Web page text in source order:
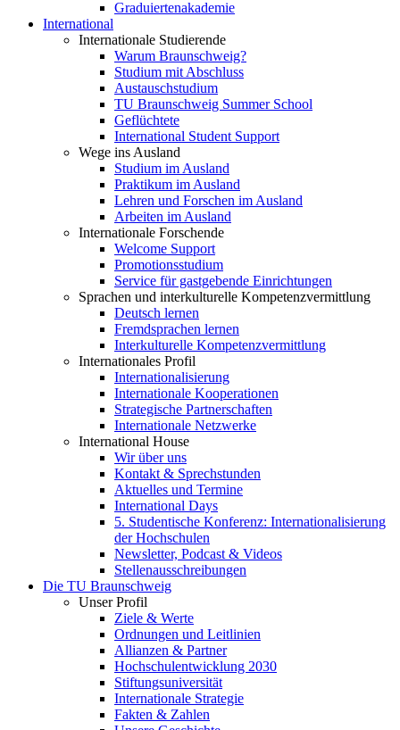
Graduiertenakademie
International
Internationale Studierende
Warum Braunschweig?
Studium mit Abschluss
Austauschstudium
TU Braunschweig Summer School
Geflüchtete
International Student Support
Wege ins Ausland
Studium im Ausland
Praktikum im Ausland
Lehren und Forschen im Ausland
Arbeiten im Ausland
Internationale Forschende
Welcome Support
Promotionsstudium
Service für gastgebende Einrichtungen
Sprachen und interkulturelle Kompetenzvermittlung
Deutsch lernen
Fremdsprachen lernen
Interkulturelle Kompetenzvermittlung
Internationales Profil
Internationalisierung
Internationale Kooperationen
Strategische Partnerschaften
Internationale Netzwerke
International House
Wir über uns
Kontakt & Sprechstunden
Aktuelles und Termine
International Days
5. Studentische Konferenz: Internationalisierung
der Hochschulen
Newsletter, Podcast & Videos
Stellenausschreibungen
Die TU Braunschweig
Unser Profil
Ziele & Werte
Ordnungen und Leitlinien
Allianzen & Partner
Hochschulentwicklung 2030
Stiftungsuniversität
Internationale Strategie
Fakten & Zahlen